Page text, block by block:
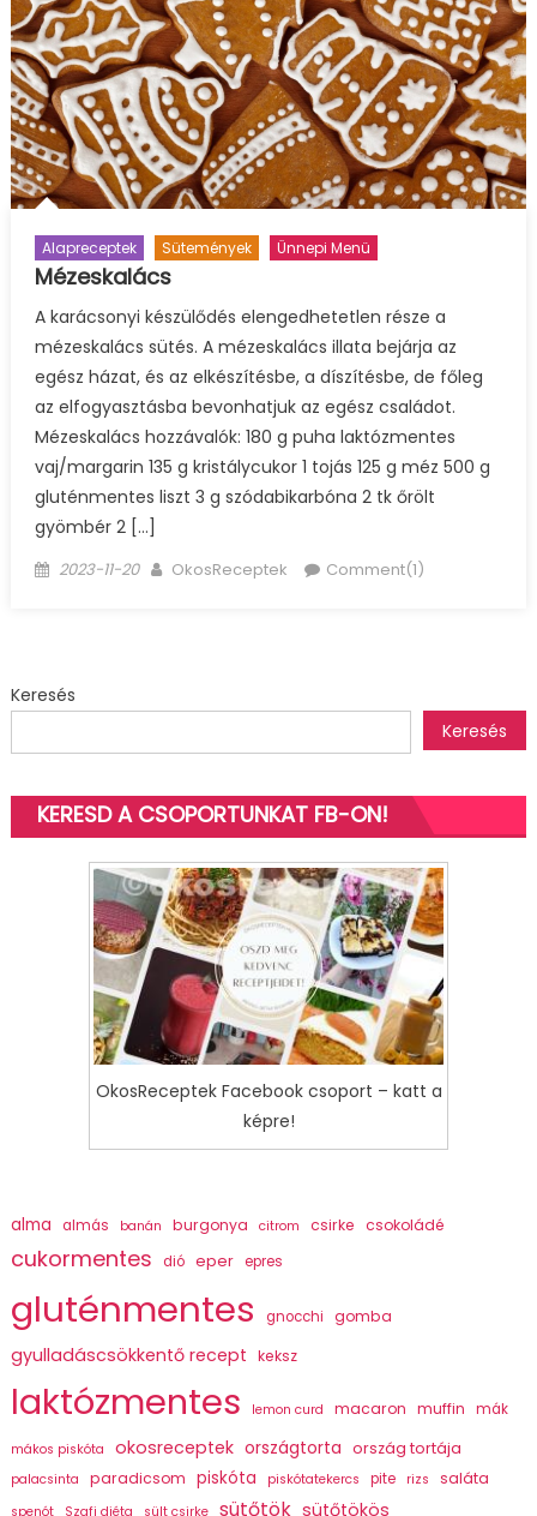
Alapreceptek Sütemények Ünnepi Menü
Mézeskalács
A karácsonyi készülődés elengedhetetlen része a
mézeskalács sütés. A mézeskalács illata bejárja az
egész házat, és az elkészítésbe, a díszítésbe, de főleg
az elfogyasztásba bevonhatjuk az egész családot.
Mézeskalács hozzávalók: 180 g puha laktózmentes
vaj/margarin 135 g kristálycukor 1 tojás 125 g méz 500 g
gluténmentes liszt 3 g szódabikarbóna 2 tk őrölt
gyömbér 2 […]
Posted
2023-11-20 Author
OkosReceptek Comment(1)
Keresés
Keresés
KERESD A CSOPORTUNKAT FB-ON!
OkosReceptek Facebook csoport – katt a
képre!
alma almás banán burgonya citrom csirke csokoládé
cukormentes dió eper epres
gluténmentes gnocchi gomba
gyulladáscsökkentő recept keksz
laktózmentes lemon curd macaron muffin mák
mákos piskóta okosreceptek országtorta ország tortája
palacsinta paradicsom piskóta piskótatekercs pite rizs saláta
spenót Szafi diéta sült csirke sütőtök sütőtökös